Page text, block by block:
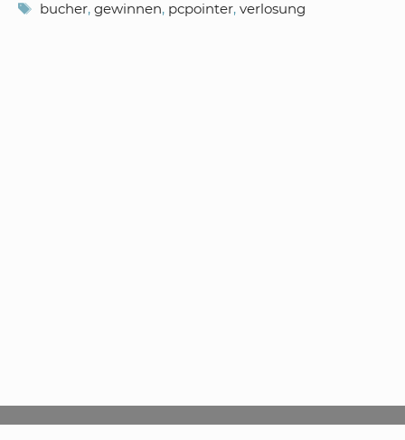
Schlagwörter
bucher, gewinnen, pcpointer, verlosung